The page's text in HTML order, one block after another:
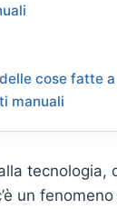
cose fatte
manuali
un